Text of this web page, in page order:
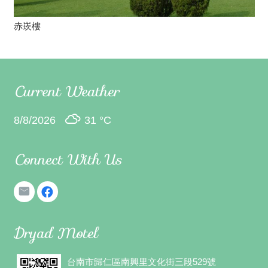
赤崁樓
Current Weather
8/8/2026 31 °C
Connect With Us
Dryad Motel
台南市歸仁區南興里文化街三段529號